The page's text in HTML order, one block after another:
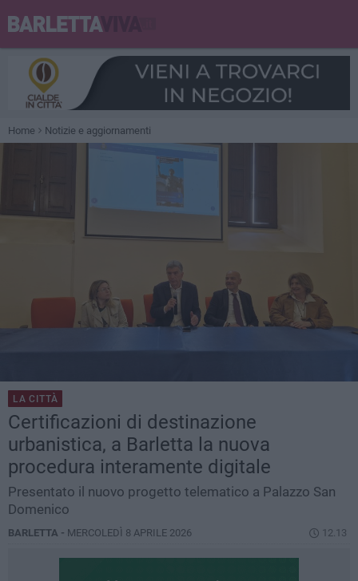
Home Notizie e aggiornamenti
LA CITTÀ
Certificazioni di destinazione
urbanistica, a Barletta la nuova
procedura interamente digitale
Presentato il nuovo progetto telematico a Palazzo San
Domenico
BARLETTA - MERCOLEDÌ 8 APRILE 2026 12.13